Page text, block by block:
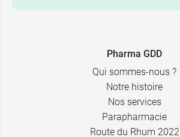
Pharma GDD
Qui sommes-nous ?
Notre histoire
Nos services
Parapharmacie
Route du Rhum 2022